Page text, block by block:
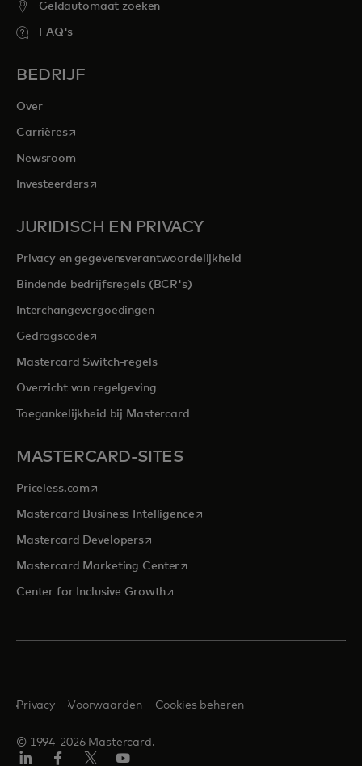
Geldautomaat zoeken
FAQ's
BEDRIJF
Over
Carrièresopens in a new tab
Newsroom
Investeerdersopens in a new tab
JURIDISCH EN PRIVACY
Privacy en gegevensverantwoordelijkheid
Bindende bedrijfsregels (BCR's)
Interchangevergoedingen
Gedragscodeopens in a new tab
Mastercard Switch-regels
Overzicht van regelgeving
Toegankelijkheid bij Mastercard
MASTERCARD-SITES
Priceless.com opens in a new tab
Mastercard Business Intelligenceopens in a new tab
Mastercard Developersopens in a new tab
Mastercard Marketing Centeropens in a new tab
Center for Inclusive Growthopens in a new tab
© 1994-2026 Mastercard.
Privacy Voorwaarden Cookies beheren